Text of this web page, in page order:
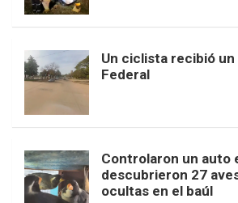
Un ciclista recibió un
Federal
Controlaron un auto
descubrieron 27
ocultas en el baúl